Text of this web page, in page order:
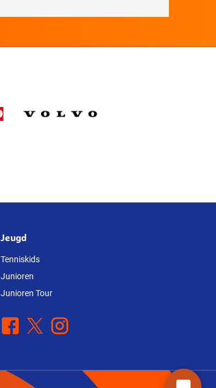
Jeugd
Tenniskids
Junioren
Junioren Tour
Facebook
X Instagram